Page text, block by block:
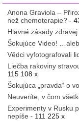
Anona Graviola –
než chemoterapie? -
Hlavné zásady
Šokujúce Video!
Vědci vyfotografovali
Liečba rakoviny
115 108 x
Šokujúca „pravda“ o
Neuveríte, v čom
Experimenty v Rusku
nepíše - 111 225 x